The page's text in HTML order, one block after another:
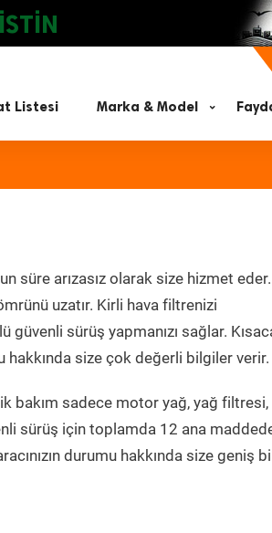
Listesi Marka & Model
süre arızasız olarak size hizmet eder.
uzatır. Kirli hava filtrenizi
sürüş yapmanızı sağlar.
hakkında size çok değerli bilgiler verir.
bakım sadece motor yağ, yağ
sürüş için toplamda 12 ana
durumu hakkında size geniş